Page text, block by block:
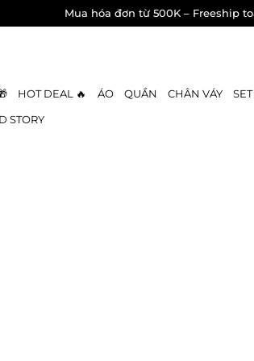
Mua hóa đơn từ 500K – Freeship
HOT DEAL 🔥 ÁO QUẦN CHÂN VÁY
STORY